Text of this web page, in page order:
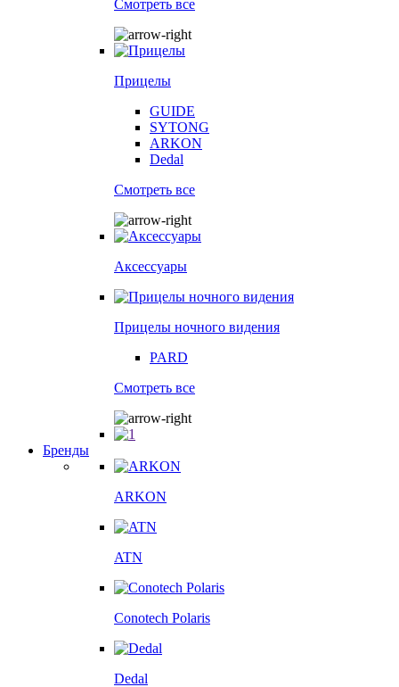
Смотреть все
Прицелы
GUIDE
SYTONG
ARKON
Dedal
Смотреть все
Аксессуары
Прицелы ночного видения
PARD
Смотреть все
Бренды
ARKON
ATN
Conotech Polaris
Dedal